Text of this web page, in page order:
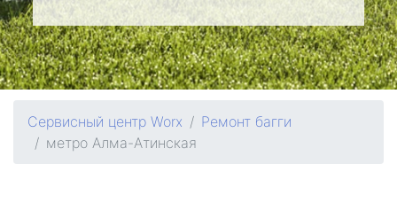
Сервисный центр Worx
Ремонт багги
метро Алма-Атинская